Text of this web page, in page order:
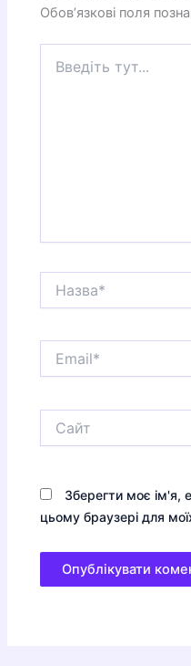
Обов’язкові поля
тут...
Зберегти моє ім'я,
цьому браузері для